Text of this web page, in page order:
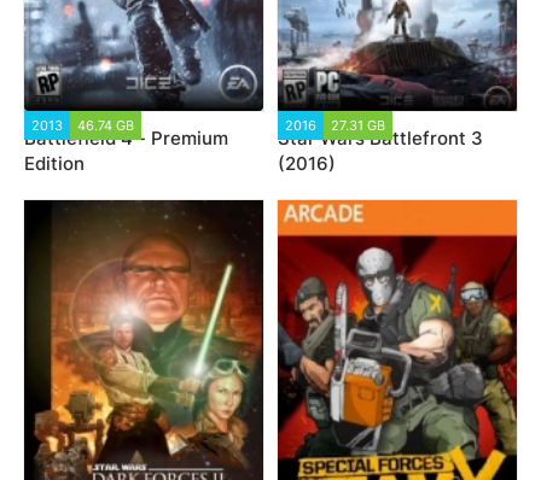
2013 46.74 GB
Battlefield 4 - Premium
Edition
2016 27.31 GB
Star Wars Battlefront 3
(2016)